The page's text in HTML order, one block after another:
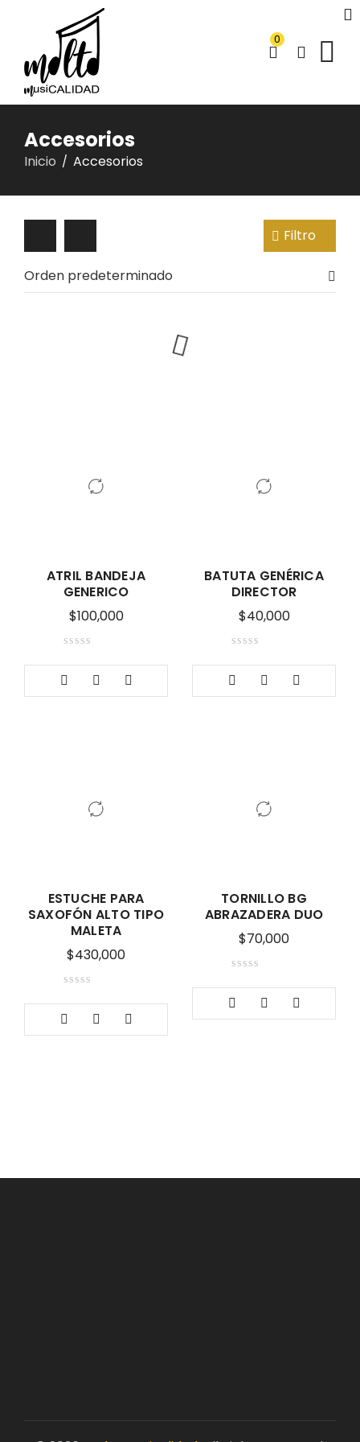
0
Accesorios
Inicio / Accesorios
Filtro
Orden predeterminado
ATRIL BANDEJA
GENERICO
$100,000
BATUTA GENÉRICA
DIRECTOR
$40,000
ESTUCHE PARA
SAXOFÓN ALTO TIPO
MALETA
$430,000
TORNILLO BG
ABRAZADERA DUO
$70,000